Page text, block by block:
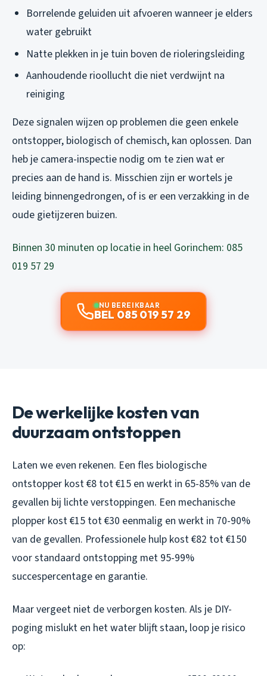
Borrelende geluiden uit afvoeren wanneer je elders
water gebruikt
Natte plekken in je tuin boven de rioleringsleiding
Aanhoudende rioollucht die niet verdwijnt na
reiniging
Deze signalen wijzen op problemen die geen enkele
ontstopper, biologisch of chemisch, kan oplossen. Dan
heb je camera-inspectie nodig om te zien wat er
precies aan de hand is. Misschien zijn er wortels je
leiding binnengedrongen, of is er een verzakking in de
oude gietijzeren buizen.
Binnen 30 minuten op locatie in heel Gorinchem: 085
019 57 29
NU BEREIKBAAR
BEL 085 019 57 29
De werkelijke kosten van
duurzaam ontstoppen
Laten we even rekenen. Een fles biologische
ontstopper kost €8 tot €15 en werkt in 65-85% van de
gevallen bij lichte verstoppingen. Een mechanische
plopper kost €15 tot €30 eenmalig en werkt in 70-90%
van de gevallen. Professionele hulp kost €82 tot €150
voor standaard ontstopping met 95-99%
succespercentage en garantie.
Maar vergeet niet de verborgen kosten. Als je DIY-
poging mislukt en het water blijft staan, loop je risico
op: